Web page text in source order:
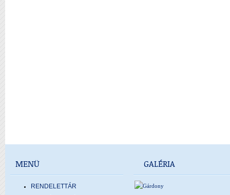
MENÜ
RENDELETTÁR
GALÉRIA